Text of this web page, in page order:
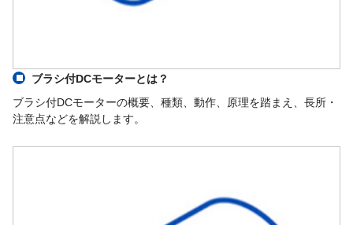
ブラシ付DCモーターとは？
ブラシ付DCモーターの概要、種類、動作、原理を踏まえ、長所・
注意点などを解説します。